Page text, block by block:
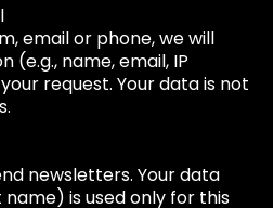
email or phone, we will
(e.g., name, email, IP
request. Your data is not
newsletters. Your data
name) is used only for this